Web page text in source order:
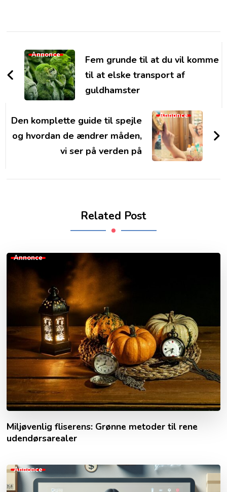
Navigation
Annonce
Fem grunde til at du vil komme
til at elske transport af
guldhamster
Annonce
Den komplette guide til spejle
og hvordan de ændrer måden,
vi ser på verden på
Related Post
Annonce
Miljøvenlig fliserens: Grønne metoder til rene
udendørsarealer
Annonce